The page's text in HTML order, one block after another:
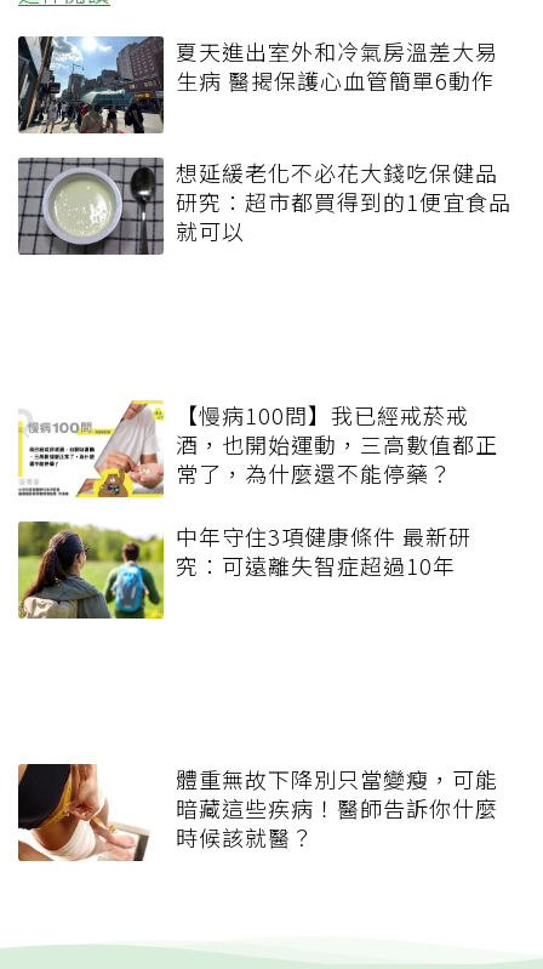
夏天進出室外和冷氣房溫差大易
生病 醫揭保護心血管簡單6動作
想延緩老化不必花大錢吃保健品
研究：超市都買得到的1便宜食品
就可以
【慢病100問】我已經戒菸戒
酒，也開始運動，三高數值都正
常了，為什麼還不能停藥？
中年守住3項健康條件 最新研
究：可遠離失智症超過10年
體重無故下降別只當變瘦，可能
暗藏這些疾病！醫師告訴你什麼
時候該就醫？